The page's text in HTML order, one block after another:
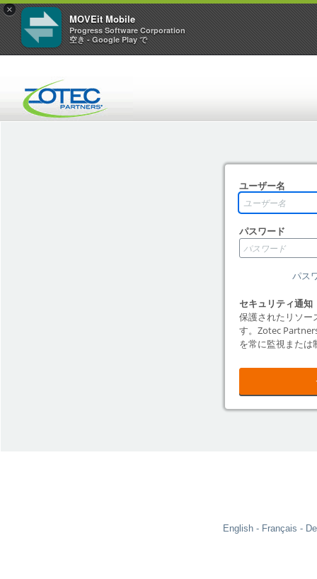
×
MOVEit Mobile
Progress Software Corporation
空き - Google Play で
ユーザー名
パスワード
パス
セキュリティ通知
保護されたリソー
す。Zotec
を常に監視または
English Français